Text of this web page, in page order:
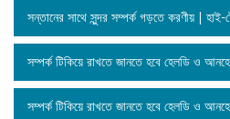
সন্তানের সাথে সুন্দর সম্পর্ক গড়তে করণীয় | হাই-
সম্পর্ক টিকিয়ে রাখতে জানতে হবে হেলডি ও
সম্পর্ক টিকিয়ে রাখতে জানতে হবে হেলডি ও